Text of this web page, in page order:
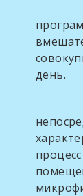
Как
день.
На